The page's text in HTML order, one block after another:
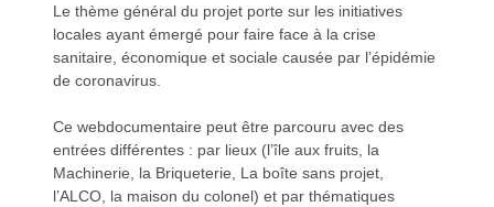
i
i
Le thème général du projet porte sur les initiatives
locales ayant émergé pour faire face à la crise
sanitaire, économique et sociale causée par l’épidémie
de coronavirus.
Ce webdocumentaire peut être parcouru avec des
entrées différentes : par lieux (l’île aux fruits, la
Machinerie, la Briqueterie, La boîte sans projet,
l’ALCO, la maison du colonel) et par thématiques